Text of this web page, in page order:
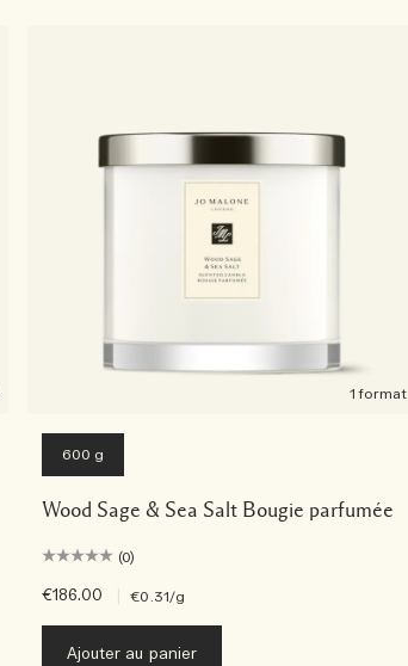
1 format
600 g
Wood Sage & Sea Salt Bougie parfumée
(0)
€186.00 €0.31/g
Ajouter au panier